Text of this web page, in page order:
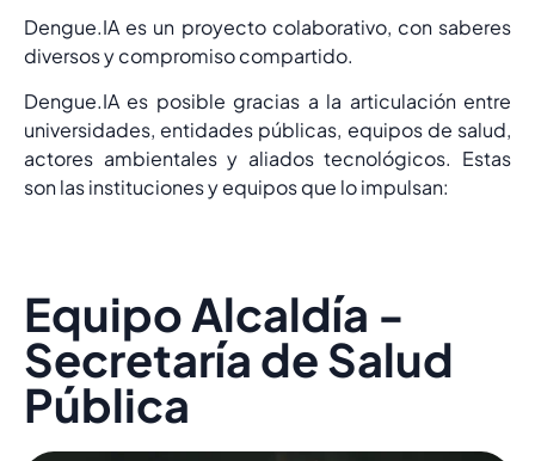
Dengue.IA es un proyecto colaborativo, con saberes
diversos y compromiso compartido.
Dengue.IA es posible gracias a la articulación entre
universidades, entidades públicas, equipos de salud,
actores ambientales y aliados tecnológicos. Estas
son las instituciones y equipos que lo impulsan:
Equipo Alcaldía -
Secretaría de Salud
Pública